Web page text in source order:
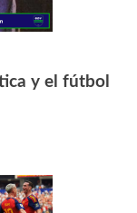
y el fútbol